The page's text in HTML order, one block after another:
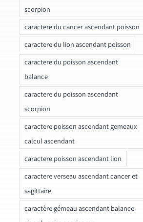
scorpion
caractere du cancer ascendant poisson
caractere du lion ascendant poisson
caractere du poisson ascendant
balance
caractere du poisson ascendant
scorpion
caractere poisson ascendant gemeaux
calcul ascendant
caractere poisson ascendant lion
caractere verseau ascendant cancer et
sagittaire
caractère gémeau ascendant balance